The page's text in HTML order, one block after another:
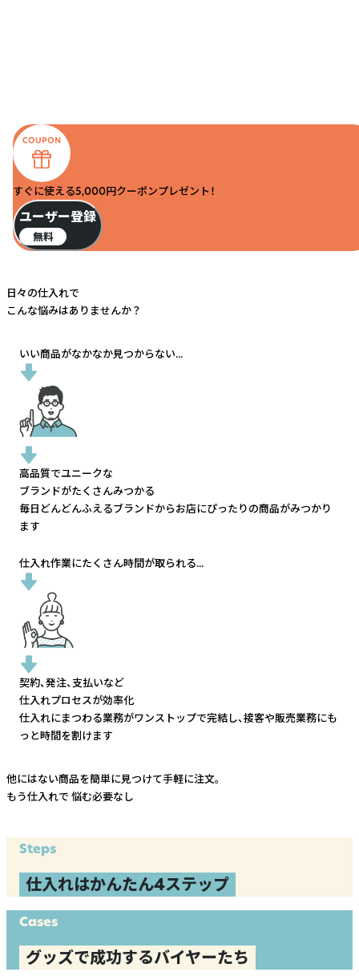
すぐに使える5,000円クーポンプレゼント！
ユーザー登録
無料
日々の仕入れで
こんな悩みはありませんか？
いい商品がなかなか見つからない...
高品質でユニークな
ブランドがたくさんみつかる
毎日どんどんふえるブランドからお店にぴったりの商品がみつかり
ます
仕入れ作業にたくさん時間が取られる...
契約、発注、支払いなど
仕入れプロセスが効率化
仕入れにまつわる業務がワンストップで完結し、接客や販売業務にも
っと時間を割けます
他にはない商品を簡単に見つけて手軽に注文。
もう仕入れで 悩む必要なし
Steps
仕入れはかんたん4ステップ
Cases
グッズで成功するバイヤーたち